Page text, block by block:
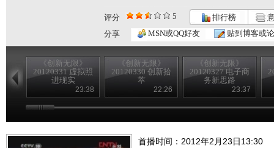
评分 5 排行榜
分享
MSN或QQ好友 贴到博客或
《创新无限》
20120331 虚拟照
进现实
23:38
《创新无限》
20120330 创新拾
萃
22:26
《创新无限》
20120327 电子商
务新思路
23:37
首播时间：2012年2月23日13:30